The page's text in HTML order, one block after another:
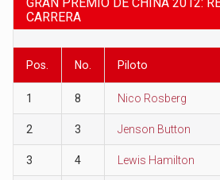
CARRERA
Pos. No. Piloto
1 8 Nico Rosberg
2 3 Jenson Button
3 4 Lewis Hamilton